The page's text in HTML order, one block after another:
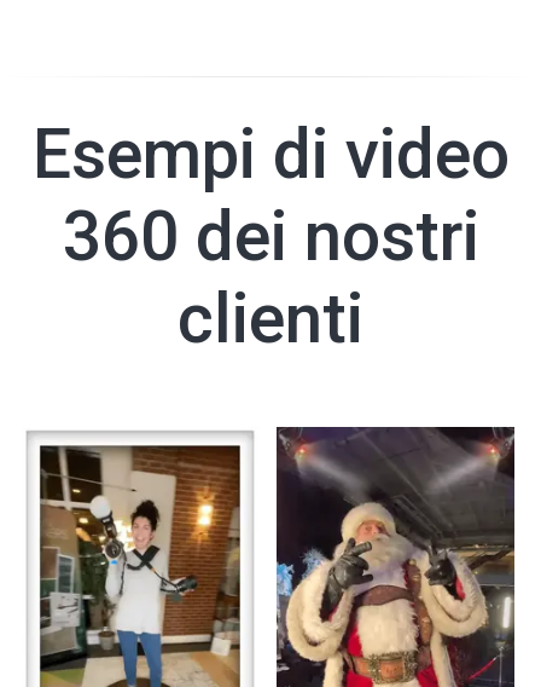
Esempi di video
360 dei nostri
clienti